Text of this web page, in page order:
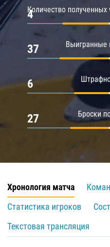
Количество
4
Выигранные
37
6
Броски
27
Хронология матча
Статистика игроков
Текстовая трансляция